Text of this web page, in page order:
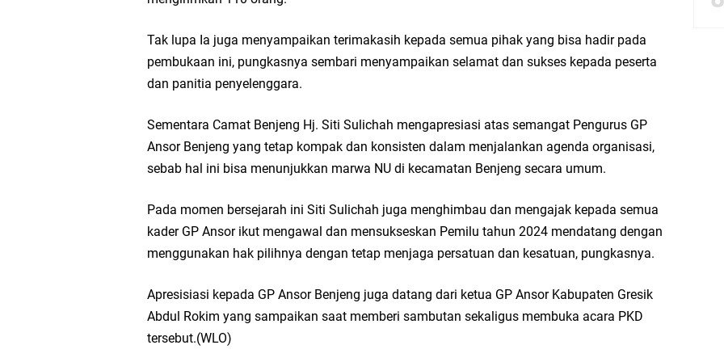
Takmir Masjid KH Robbach Ma’sum Gelar Penyembelihan Hewan Qurban dari Bupati & Kepala
Gresik
DPC PDI Perjuangan Gresik Tebar Berkah Idul Adha, Bagikan Daging Kurban untuk Ratusan Warga
Wates Husada Balongpanggang
Tak lupa Ia juga menyampaikan terimakasih kepada semua pihak yang bisa hadir pada
pembukaan ini, pungkasnya sembari menyampaikan selamat dan sukses kepada peserta
dan panitia penyelenggara.
Sementara Camat Benjeng Hj. Siti Sulichah mengapresiasi atas semangat Pengurus GP
Ansor Benjeng yang tetap kompak dan konsisten dalam menjalankan agenda organisasi,
sebab hal ini bisa menunjukkan marwa NU di kecamatan Benjeng secara umum.
Pada momen bersejarah ini Siti Sulichah juga menghimbau dan mengajak kepada semua
kader GP Ansor ikut mengawal dan mensukseskan Pemilu tahun 2024 mendatang dengan
menggunakan hak pilihnya dengan tetap menjaga persatuan dan kesatuan, pungkasnya.
Apresisiasi kepada GP Ansor Benjeng juga datang dari ketua GP Ansor Kabupaten Gresik
Abdul Rokim yang sampaikan saat memberi sambutan sekaligus membuka acara PKD
tersebut.(WLO)